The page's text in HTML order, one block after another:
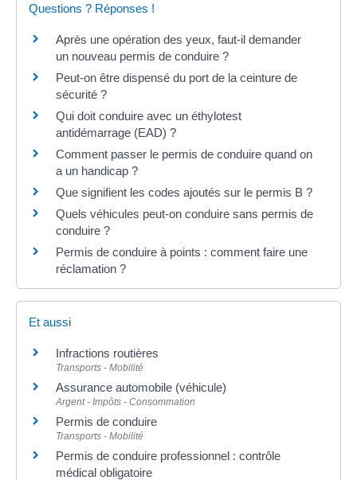
Questions ? Réponses !
Après une opération des yeux, faut-il demander
un nouveau permis de conduire ?
Peut-on être dispensé du port de la ceinture de
sécurité ?
Qui doit conduire avec un éthylotest
antidémarrage (EAD) ?
Comment passer le permis de conduire quand on
a un handicap ?
Que signifient les codes ajoutés sur le permis B ?
Quels véhicules peut-on conduire sans permis de
conduire ?
Permis de conduire à points : comment faire une
réclamation ?
Et aussi
Infractions routières
Transports - Mobilité
Assurance automobile (véhicule)
Argent - Impôts - Consommation
Permis de conduire
Transports - Mobilité
Permis de conduire professionnel : contrôle
médical obligatoire